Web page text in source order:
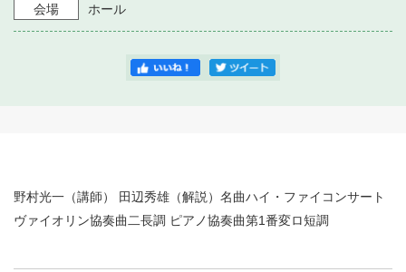
・ 芸術参与
会場
ホール
野村光一（講師） 田辺秀雄（解説）名曲ハイ・ファイコンサート
ヴァイオリン協奏曲二長調 ピアノ協奏曲第1番変ロ短調